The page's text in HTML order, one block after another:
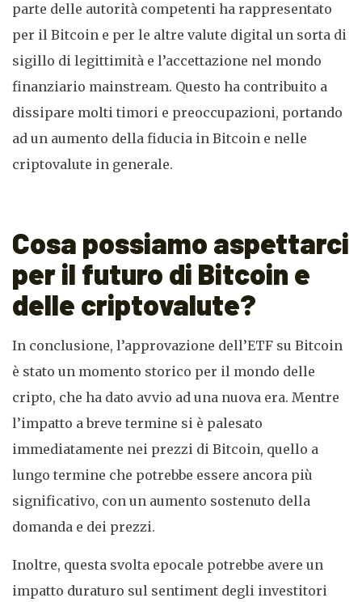
parte delle autorità competenti ha rappresentato
per il Bitcoin e per le altre valute digital un sorta di
sigillo di legittimità e l’accettazione nel mondo
finanziario mainstream. Questo ha contribuito a
dissipare molti timori e preoccupazioni, portando
ad un aumento della fiducia in Bitcoin e nelle
criptovalute in generale.
Cosa possiamo aspettarci
per il futuro di Bitcoin e
delle criptovalute?
In conclusione, l’approvazione dell’ETF su Bitcoin
è stato un momento storico per il mondo delle
cripto, che ha dato avvio ad una nuova era. Mentre
l’impatto a breve termine si è palesato
immediatamente nei prezzi di Bitcoin, quello a
lungo termine che potrebbe essere ancora più
significativo, con un aumento sostenuto della
domanda e dei prezzi.
Inoltre, questa svolta epocale potrebbe avere un
impatto duraturo sul sentiment degli investitori